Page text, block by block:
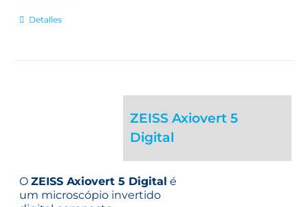
Detalles
ZEISS Axiovert 5
Digital
OZEISS Axiovert 5 Digital é
um microscópio invertido